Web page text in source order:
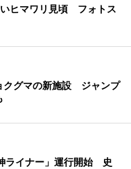
ヒマワリ見頃 フォトス
クグマの新施設 ジャンプ
ライナー」運行開始 史